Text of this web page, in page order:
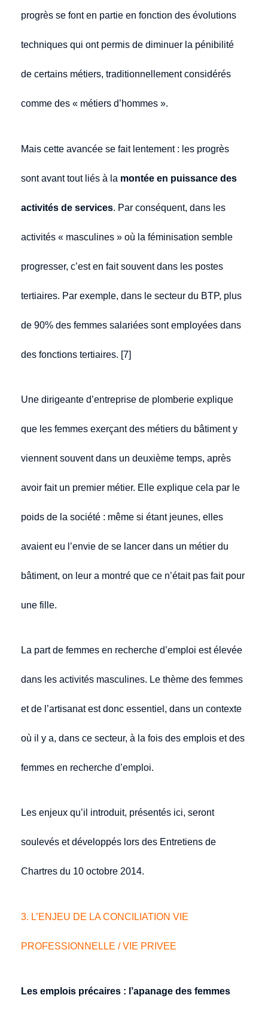
progrès se font en partie en fonction des évolutions
techniques qui ont permis de diminuer la pénibilité
de certains métiers, traditionnellement considérés
comme des « métiers d’hommes ».
Mais cette avancée se fait lentement : les progrès
sont avant tout liés à la montée en puissance des
activités de services. Par conséquent, dans les
activités « masculines » où la féminisation semble
progresser, c’est en fait souvent dans les postes
tertiaires. Par exemple, dans le secteur du BTP, plus
de 90% des femmes salariées sont employées dans
des fonctions tertiaires. [7]
Une dirigeante d’entreprise de plomberie explique
que les femmes exerçant des métiers du bâtiment y
viennent souvent dans un deuxième temps, après
avoir fait un premier métier. Elle explique cela par le
poids de la société : même si étant jeunes, elles
avaient eu l’envie de se lancer dans un métier du
bâtiment, on leur a montré que ce n’était pas fait pour
une fille.
La part de femmes en recherche d’emploi est élevée
dans les activités masculines. Le thème des femmes
et de l’artisanat est donc essentiel, dans un contexte
où il y a, dans ce secteur, à la fois des emplois et des
femmes en recherche d’emploi.
Les enjeux qu’il introduit, présentés ici, seront
soulevés et développés lors des Entretiens de
Chartres du 10 octobre 2014.
3. L’ENJEU DE LA CONCILIATION VIE
PROFESSIONNELLE / VIE PRIVEE
Les emplois précaires : l’apanage des femmes